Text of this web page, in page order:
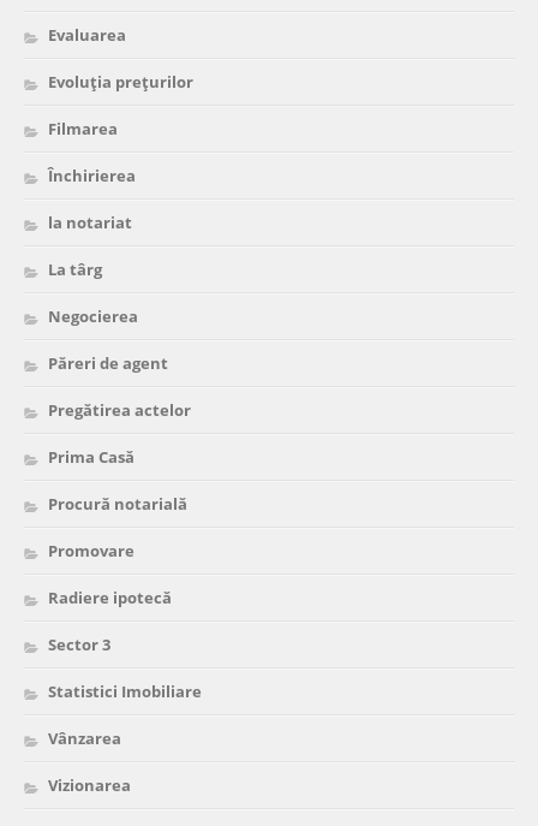
Evaluarea
Evoluția prețurilor
Filmarea
Închirierea
la notariat
La târg
Negocierea
Păreri de agent
Pregătirea actelor
Prima Casă
Procură notarială
Promovare
Radiere ipotecă
Sector 3
Statistici Imobiliare
Vânzarea
Vizionarea